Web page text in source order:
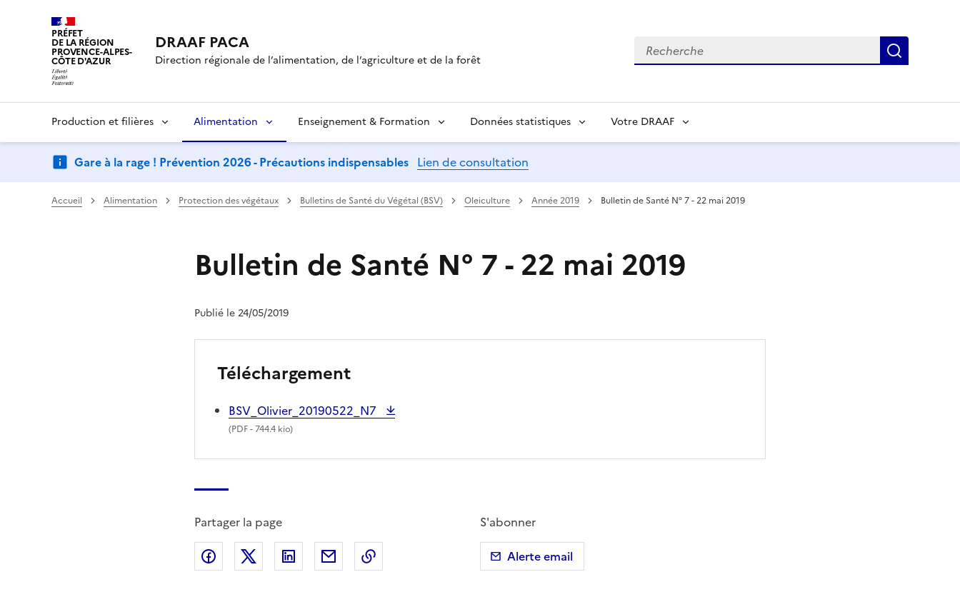
PRÉFET
DE LA RÉGION
PROVENCE-ALPES-
CÔTE D'AZUR
DRAAF PACA
Direction régionale de l’alimentation, de l’agriculture et de la forêt
Recherche
Production et filières Alimentation Enseignement & Formation Données statistiques Votre DRAAF
Gare à la rage ! Prévention 2026 - Précautions indispensables Lien de consultation
Accueil Alimentation Protection des végétaux Bulletins de Santé du Végétal (BSV) Oleiculture Année 2019 Bulletin de Santé N° 7 - 22 mai 2019
Bulletin de Santé N° 7 - 22 mai 2019
Publié le 24/05/2019
Téléchargement
BSV_Olivier_20190522_N7
(PDF- 744.4 kio)
Partager la page
Partager sur Facebook
Partager sur X (anciennement Twitter)
Partager sur LinkedIn
Partager par emailCopier dans le presse-papier
S'abonner
Alerte email